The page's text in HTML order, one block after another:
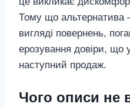
Тому що альтернатива
вигляді повернень,
ерозування довіри, що
наступний продаж.
Чого описи не